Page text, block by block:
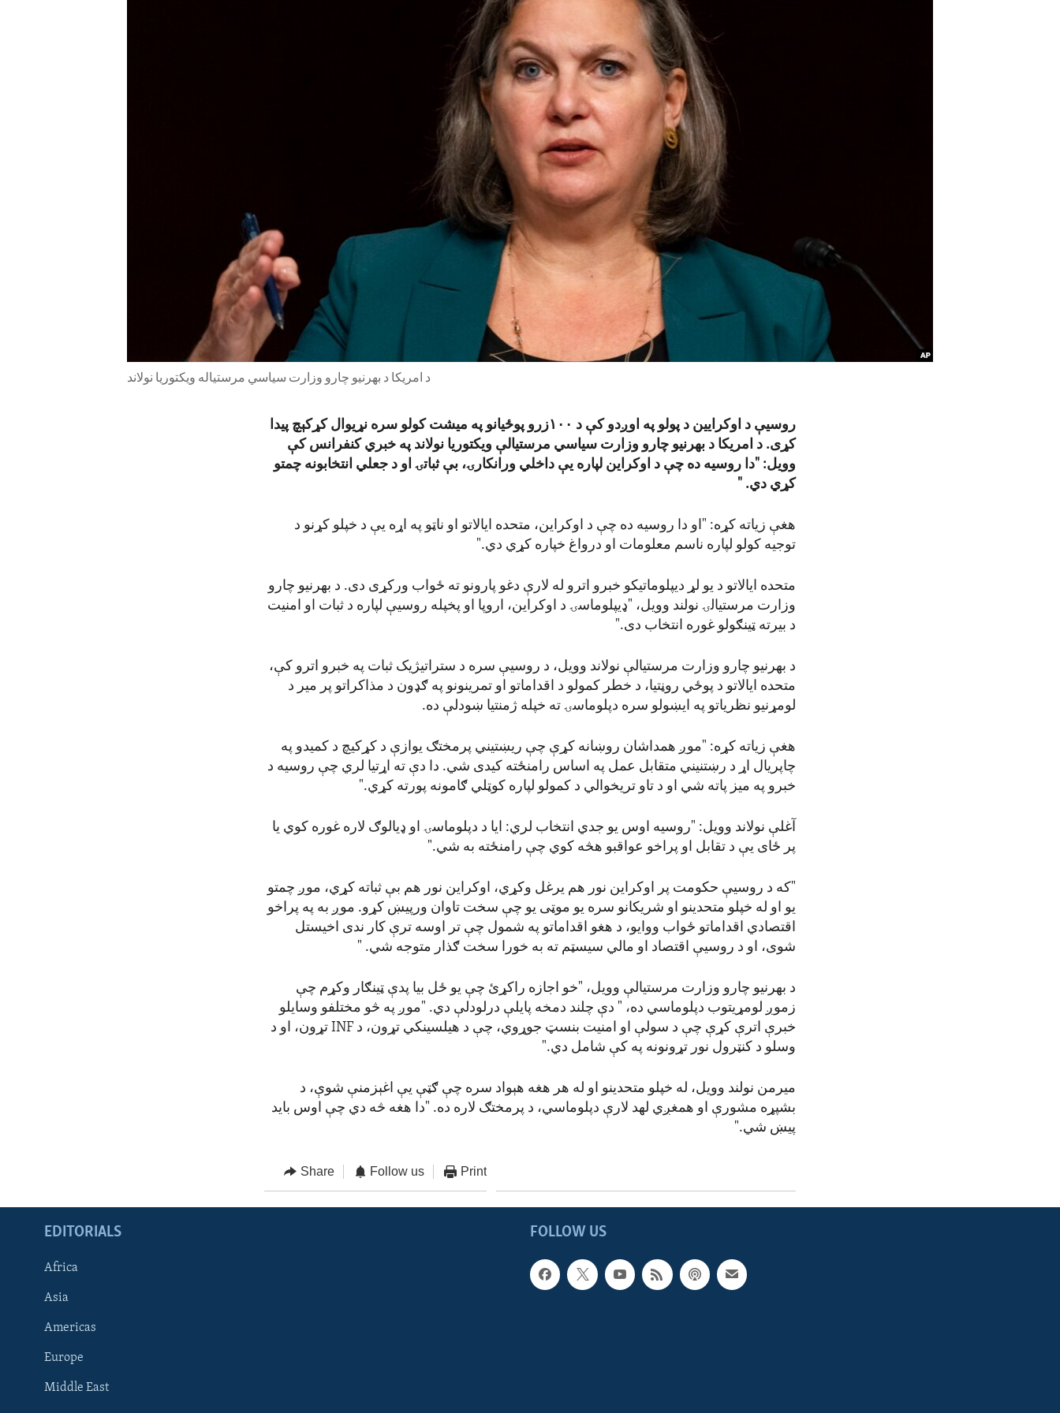
د امریکا د بهرنیو چارو وزارت سیاسي مرستیاله ویکتوریا نولاند
روسیې د اوکرایین د پولو په اوږدو کې د ۱۰۰زرو پوځیانو په میشت کولو سره نړیوال کړکېچ پیدا
کړی. د امریکا د بهرنیو چارو وزارت سیاسي مرستیالې ویکتوریا نولاند په خبري کنفرانس کې
وویل: "دا روسیه ده چې د اوکراین لپاره یې داخلي ورانکارۍ، بې ثباتۍ او د جعلي انتخابونه چمتو
کړي دي. "
هغې زیاته کړه: "او دا روسیه ده چې د اوکراین، متحده ایالاتو او ناټو په اړه یې د خپلو کړنو د
توجیه کولو لپاره ناسم معلومات او درواغ خپاره کړي دي."
متحده ایالاتو د یو لړ دیپلوماتیکو خبرو اترو له لارې دغو پارونو ته ځواب ورکړی دی. د بهرنیو چارو
وزارت مرستیالۍ نولند وویل، "ډیپلوماسۍ د اوکراین، اروپا او پخپله روسیې لپاره د ثبات او امنیت
د بیرته ټینګولو غوره انتخاب دی."
د بهرنیو چارو وزارت مرستیالې نولاند وویل، د روسیې سره د ستراتیژیک ثبات په خبرو اترو کې،
متحده ایالاتو د پوځي روڼتیا، د خطر کمولو د اقداماتو او تمرینونو په ګډون د مذاکراتو پر میر د
لومړنیو نظریاتو په ایښولو سره دپلوماسۍ ته خپله ژمنتیا ښودلې ده.
هغې زیاته کړه: "موږ همداشان روښانه کړې چې ریښتیني پرمختګ یوازې د کړکیچ د کمیدو په
چاپریال اړ د رښتنیني متقابل عمل په اساس رامنځته کیدی شي. دا دې ته اړتیا لري چې روسیه د
خبرو په میز پاته شي او د تاو تریخوالي د کمولو لپاره کوټلي ګامونه پورته کړي."
آغلې نولاند وویل: "روسیه اوس یو جدي انتخاب لري: ایا د دپلوماسۍ او ډیالوګ لاره غوره کوي یا
پر ځای یې د تقابل او پراخو عواقبو هڅه کوي چې رامنځته به شي."
"که د روسیې حکومت پر اوکراین نور هم یرغل وکړي، اوکراین نور هم بې ثباته کړي، موږ چمتو
یو او له خپلو متحدینو او شریکانو سره یو موټی یو چې سخت تاوان ورپیښ کړو. موږ به په پراخو
اقتصادي اقداماتو ځواب ووایو، د هغو اقداماتو په شمول چې تر اوسه ترې کار ندی اخیستل
شوی، او د روسیې اقتصاد او مالي سیسټم ته به خورا سخت ګذار متوجه شي. "
د بهرنیو چارو وزارت مرستیالې وویل، "خو اجازه راکړئ چې یو ځل بیا پدې ټینګار وکړم چې
زموږ لومړیتوب دپلوماسي ده، " دې چلند دمخه پایلې درلودلې دي. "موږ په څو مختلفو وسایلو
خبرې اترې کړې چې د سولې او امنیت بنسټ جوړوي، چې د هیلسینکي تړون، د INF تړون، او د
وسلو د کنټرول نور تړونونه په کې شامل دي."
میرمن نولند وویل، له خپلو متحدینو او له هر هغه هېواد سره چې ګټې یې اغېزمنې شوې، د
بشپړه مشورې او همغږي لهد لارې دپلوماسي، د پرمختګ لاره ده. "دا هغه څه دي چې اوس باید
پیښ شي."
Share Follow us Print
FOLLOW US
EDITORIALS
Africa
Asia
Americas
Europe
Middle East